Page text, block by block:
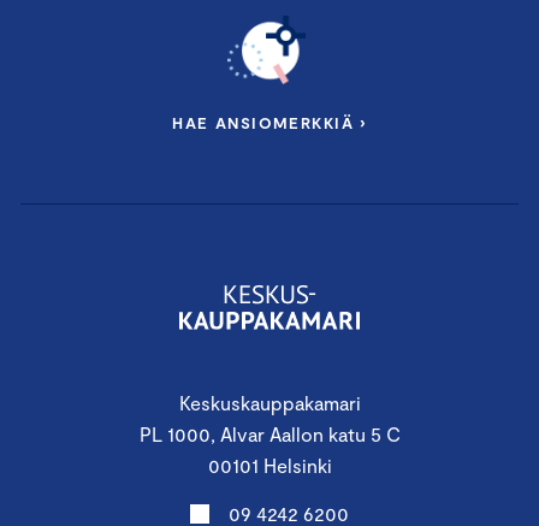
Keskuskauppakamari
PL 1000, Alvar Aallon katu 5 C
00101 Helsinki
09 4242 6200
HAE ANSIOMERKKIÄ ›